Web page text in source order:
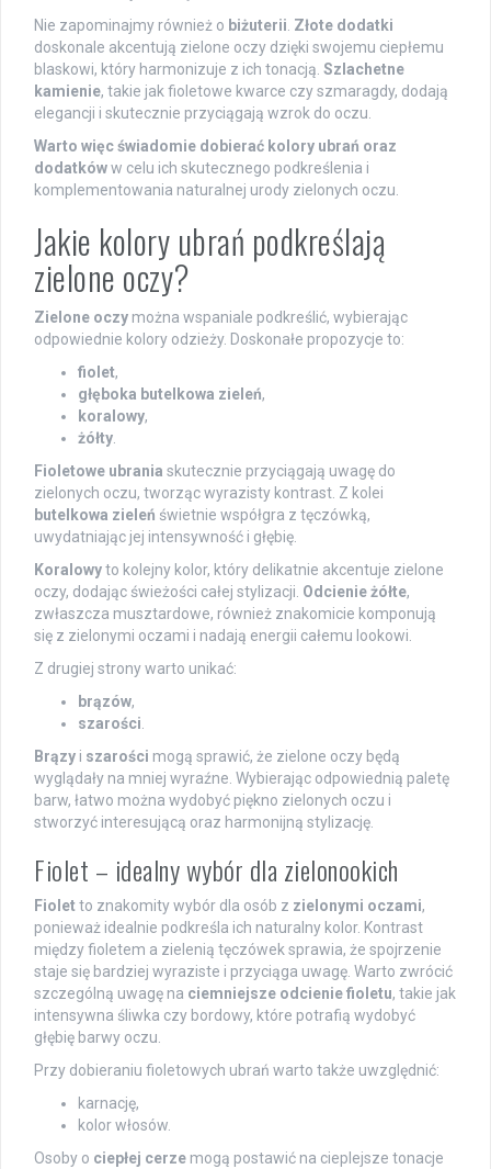
Nie zapominajmy również o biżuterii Złote dodatki
doskonale akcentują zielone oczy dzięki swojemu ciepłemu
blaskowi, który harmonizuje z ich tonacją. Szlachetne
kamienie, takie jak fioletowe kwarce czy szmaragdy, dodają
elegancji i skutecznie przyciągają wzrok do oczu.
Warto więc świadomie dobierać kolory ubrań oraz
dodatkóww celu ich skutecznego podkreślenia i
komplementowania naturalnej urody zielonych oczu.
Jakie kolory ubrań podkreślają
zielone oczy?
Zielone oczy można wspaniale podkreślić, wybierając
odpowiednie kolory odzieży. Doskonałe propozycje to:
fiolet,
głęboka butelkowa zieleń,
koralowy,
żółty
Fioletowe ubrania skutecznie przyciągają uwagę do
zielonych oczu, tworząc wyrazisty kontrast. Z kolei
butelkowa zieleń świetnie współgra z tęczówką,
uwydatniając jej intensywność i głębię.
Koralowyto kolejny kolor, który delikatnie akcentuje zielone
oczy, dodając świeżości całej stylizacji. Odcienie żółte,
zwłaszcza musztardowe, również znakomicie komponują
się z zielonymi oczami i nadają energii całemu lookowi.
Z drugiej strony warto unikać:
brązów,
szarości
Brązy i szarości mogą sprawić, że zielone oczy będą
wyglądały na mniej wyraźne. Wybierając odpowiednią paletę
barw, łatwo można wydobyć piękno zielonych oczu i
stworzyć interesującą oraz harmonijną stylizację.
Fiolet – idealny wybór dla zielonookich
Fioletto znakomity wybór dla osób z zielonymi oczami,
ponieważ idealnie podkreśla ich naturalny kolor. Kontrast
między fioletem a zielenią tęczówek sprawia, że spojrzenie
staje się bardziej wyraziste i przyciąga uwagę. Warto zwrócić
szczególną uwagę na ciemniejsze odcienie fioletu, takie jak
intensywna śliwka czy bordowy, które potrafią wydobyć
głębię barwy oczu.
Przy dobieraniu fioletowych ubrań warto także uwzględnić:
karnację,
kolor włosów.
Osoby o ciepłej cerze mogą postawić na cieplejsze tonacje